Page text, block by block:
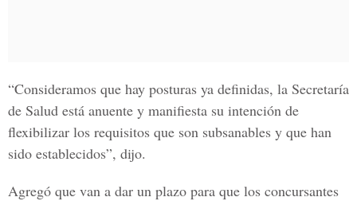
“Consideramos que hay posturas ya definidas, la Secretaría
de Salud está anuente y manifiesta su intención de
flexibilizar los requisitos que son subsanables y que han
sido establecidos”, dijo.
Agregó que van a dar un plazo para que los concursantes